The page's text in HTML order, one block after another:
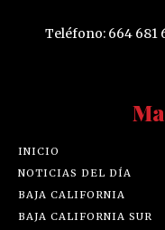
Teléfono: 664 681
INICIO
NOTICIAS DEL DÍA
BAJA CALIFORNIA
BAJA CALIFORNIA SUR